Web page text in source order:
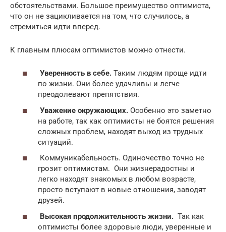
обстоятельствами. Большое преимущество оптимиста,
что он не зацикливается на том, что случилось, а
стремиться идти вперед.
К главным плюсам оптимистов можно отнести.
Уверенность в себе. Таким людям проще идти
по жизни. Они более удачливы и легче
преодолевают препятствия.
Уважение окружающих. Особенно это заметно
на работе, так как оптимисты не боятся решения
сложных проблем, находят выход из трудных
ситуаций.
Коммуникабельность. Одиночество точно не
грозит оптимистам. Они жизнерадостны и
легко находят знакомых в любом возрасте,
просто вступают в новые отношения, заводят
друзей.
Высокая продолжительность жизни. Так как
оптимисты более здоровые люди, уверенные и